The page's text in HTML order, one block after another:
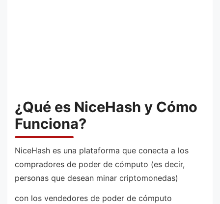
¿Qué es NiceHash y Cómo
Funciona?
NiceHash es una plataforma que conecta a los
compradores de poder de cómputo (es decir,
personas que desean minar criptomonedas)
con los vendedores de poder de cómputo